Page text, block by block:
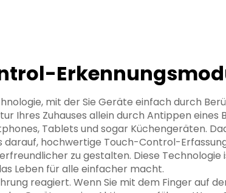
mit der Sie Geräte einfach durch
Ihres Zuhauses allein durch Antippen eines
Tablets und sogar Küchengeräten.
hochwertige Touch-Control-
zu gestalten. Diese
Leben für alle einfacher macht.
reagiert. Wenn Sie mit dem Finger auf